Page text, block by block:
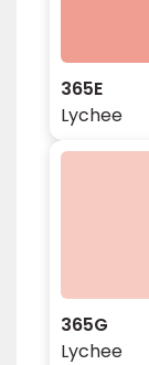
365E
Lychee
365G
Lychee